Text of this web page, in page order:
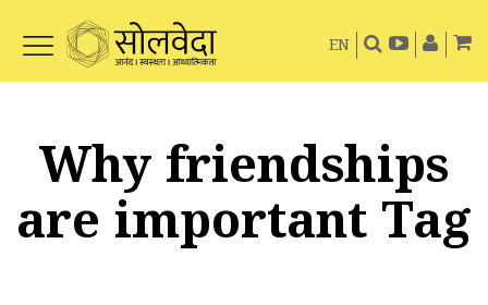
EN
Why friendships
are important Tag